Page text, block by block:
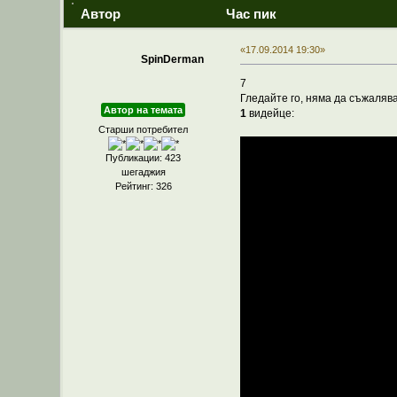
Автор Час пик
SpinDerman
Автор на темата
Старши потребител
Публикации: 423
шегаджия
Рейтинг: 326
«17.09.2014 19:30»
7
Гледайте го, няма да
1видейце: